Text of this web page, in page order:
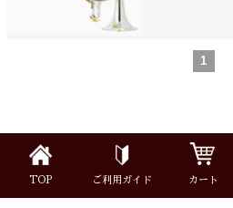
1
TOP ご利用ガイド カート